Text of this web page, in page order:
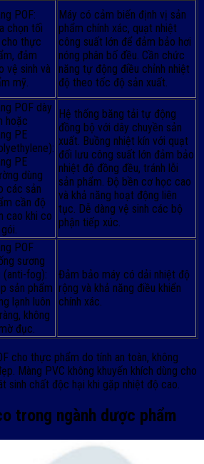
POF:
chọn tối
thực
đảm
vệ sinh và
mỹ.
Máy có cảm biến định vị sản
phẩm chính xác, quạt nhiệt
công suất lớn để đảm bảo hơi
nóng phân bố đều. Cần chức
năng tự động điều chỉnh nhiệt
độ theo tốc độ sản xuất.
POF dày
hoặc
PE
PE
dùng
các sản
cần độ
cao khi co
Hệ thống băng tải tự động
đồng bộ với dây chuyền sản
xuất. Buồng nhiệt kín với quạt
đối lưu công suất lớn đảm bảo
nhiệt độ đồng đều, tránh lỗi
sản phẩm. Độ bền cơ học cao
và khả năng hoạt động liên
tục. Dễ dàng vệ sinh các bộ
phận tiếp xúc.
POF
sương
(anti-fog):
sản phẩm
lạnh luôn
không
đục.
Đảm bảo máy có dải nhiệt độ
rộng và khả năng điều khiển
chính xác.
cho thực phẩm do tính an toàn, không
Màng PVC không khuyến khích dùng cho
sinh chất độc hại khi gặp nhiệt độ cao.
trong ngành dược phẩm